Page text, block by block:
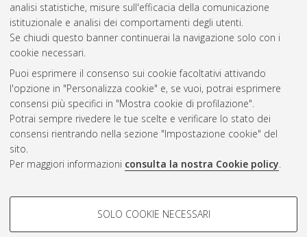
analisi statistiche, misure sull'efficacia della comunicazione
istituzionale e analisi dei comportamenti degli utenti.
Se chiudi questo banner continuerai la navigazione solo con i
cookie necessari.
Puoi esprimere il consenso sui cookie facoltativi attivando
l'opzione in "Personalizza cookie" e, se vuoi, potrai esprimere
consensi più specifici in "Mostra cookie di profilazione".
Potrai sempre rivedere le tue scelte e verificare lo stato dei
consensi rientrando nella sezione "Impostazione cookie" del
sito.
Per maggiori informazioni consulta la nostra Cookie policy.
COOKIE DI PROFILAZIONE -
SOLO COOKIE NECESSARI
Gestione del documento:
Atom
Rss 1.0
Rss 2.0
AMS Laurea
Impostazioni Cookie
Informativa sulla privacy
Condizioni d’uso del sito